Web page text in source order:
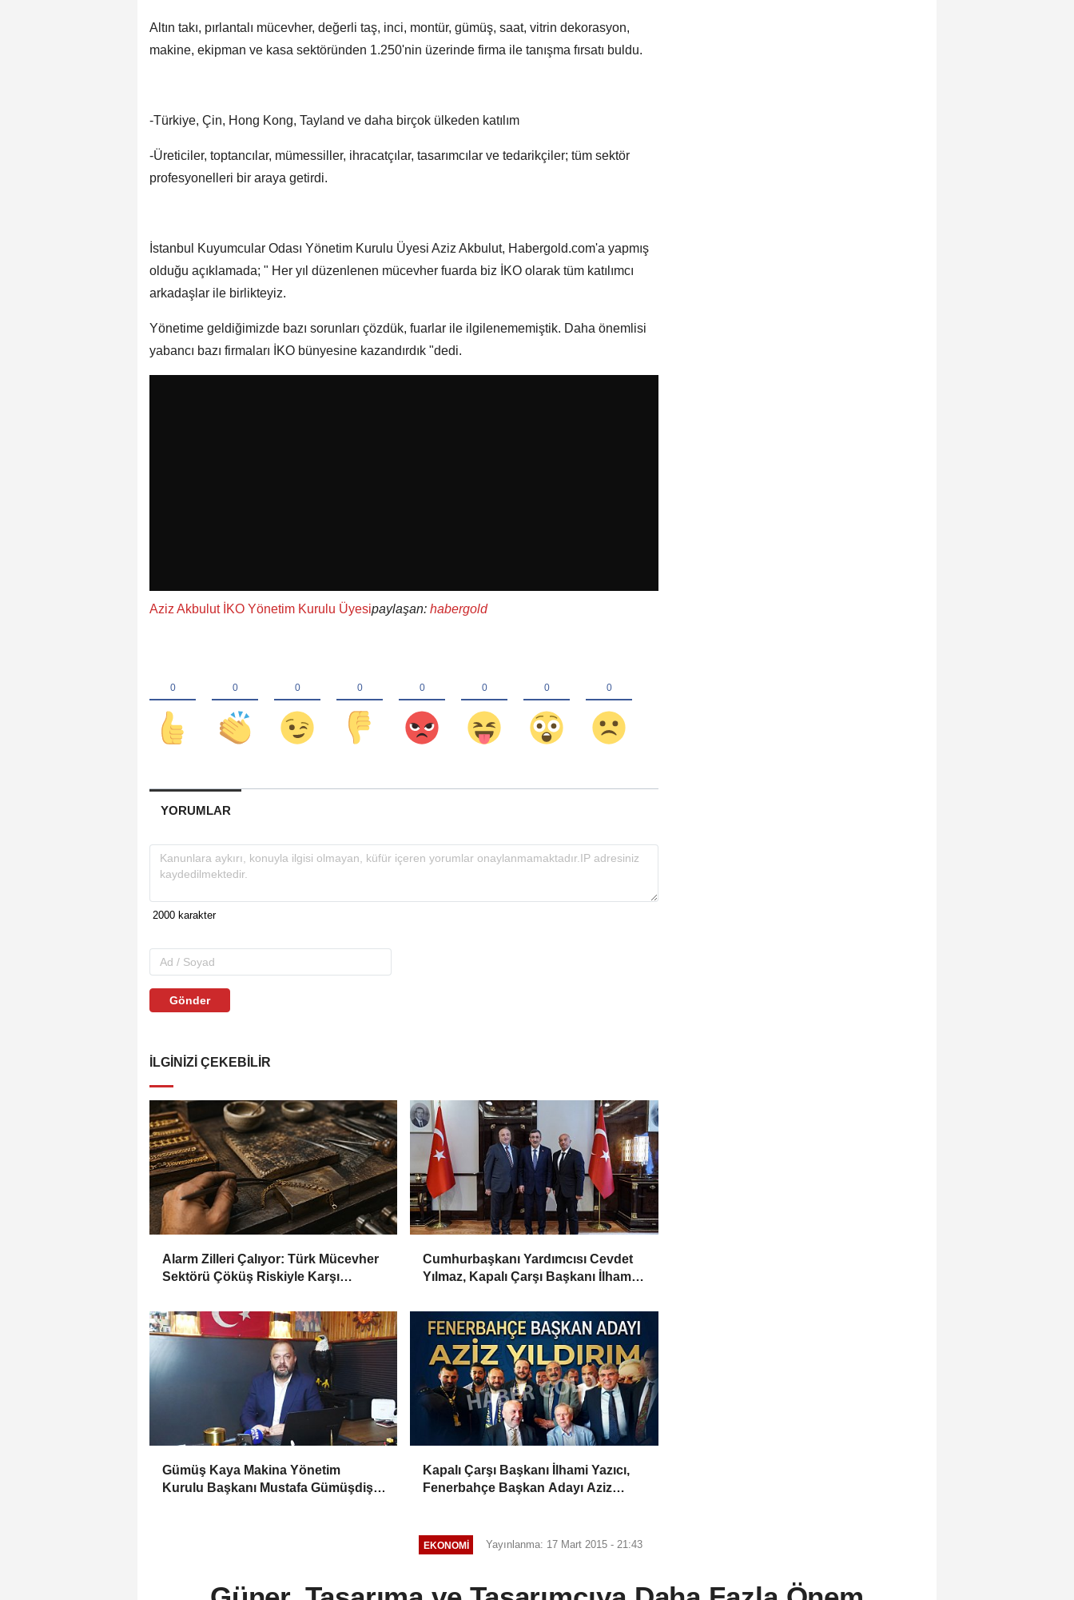
Altın takı, pırlantalı mücevher, değerli taş, inci, montür, gümüş, saat, vitrin dekorasyon,
makine, ekipman ve kasa sektöründen 1.250'nin üzerinde firma ile tanışma fırsatı buldu.
-Türkiye, Çin, Hong Kong, Tayland ve daha birçok ülkeden katılım
-Üreticiler, toptancılar, mümessiller, ihracatçılar, tasarımcılar ve tedarikçiler; tüm sektör
profesyonelleri bir araya getirdi.
İstanbul Kuyumcular Odası Yönetim Kurulu Üyesi Aziz Akbulut, Habergold.com'a yapmış
olduğu açıklamada; " Her yıl düzenlenen mücevher fuarda biz İKO olarak tüm katılımcı
arkadaşlar ile birlikteyiz.
Yönetime geldiğimizde bazı sorunları çözdük, fuarlar ile ilgilenememiştik. Daha önemlisi
yabancı bazı firmaları İKO bünyesine kazandırdık "dedi.
Aziz Akbulut İKO Yönetim Kurulu Üyesipaylaşan: habergold
YORUMLAR
Gönder
İLGINIZI ÇEKEBILIR
Alarm Zilleri Çalıyor: Türk Mücevher
Sektörü Çöküş Riskiyle Karşı
Cumhurbaşkanı Yardımcısı Cevdet
Yılmaz, Kapalı Çarşı Başkanı İlhami
Gümüş Kaya Makina Yönetim
Kurulu Başkanı Mustafa Gümüşdiş,
Kapalı Çarşı Başkanı İlhami Yazıcı,
Fenerbahçe Başkan Adayı Aziz
EKONOMI Yayınlanma: 17 Mart 2015 - 21:43